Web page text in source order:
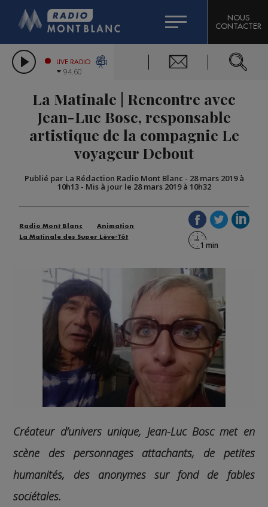
LES CHRONIQUES DE L'EXPERT
CITIZEN MACHINERY
GRAND MASSIF DOMAINES SKIABLES
BIGARD
COMPAGNIE DU MONT-BLANC
NOUS
CONTACTER
LIVE RADIO
94.60
La Matinale | Rencontre avec
Jean-Luc Bosc, responsable
artistique de la compagnie Le
voyageur Debout
Publié par La Rédaction Radio Mont Blanc - 28 mars 2019 à
10h13- Mis à jour le 28 mars 2019 à 10h32
Radio Mont Blanc
Animation
La Matinale des Super Lève-Tôt
Créateur d’univers unique, Jean-Luc Bosc met en
scène des personnages attachants, de petites
humanités, des anonymes sur fond de fables
sociétales.